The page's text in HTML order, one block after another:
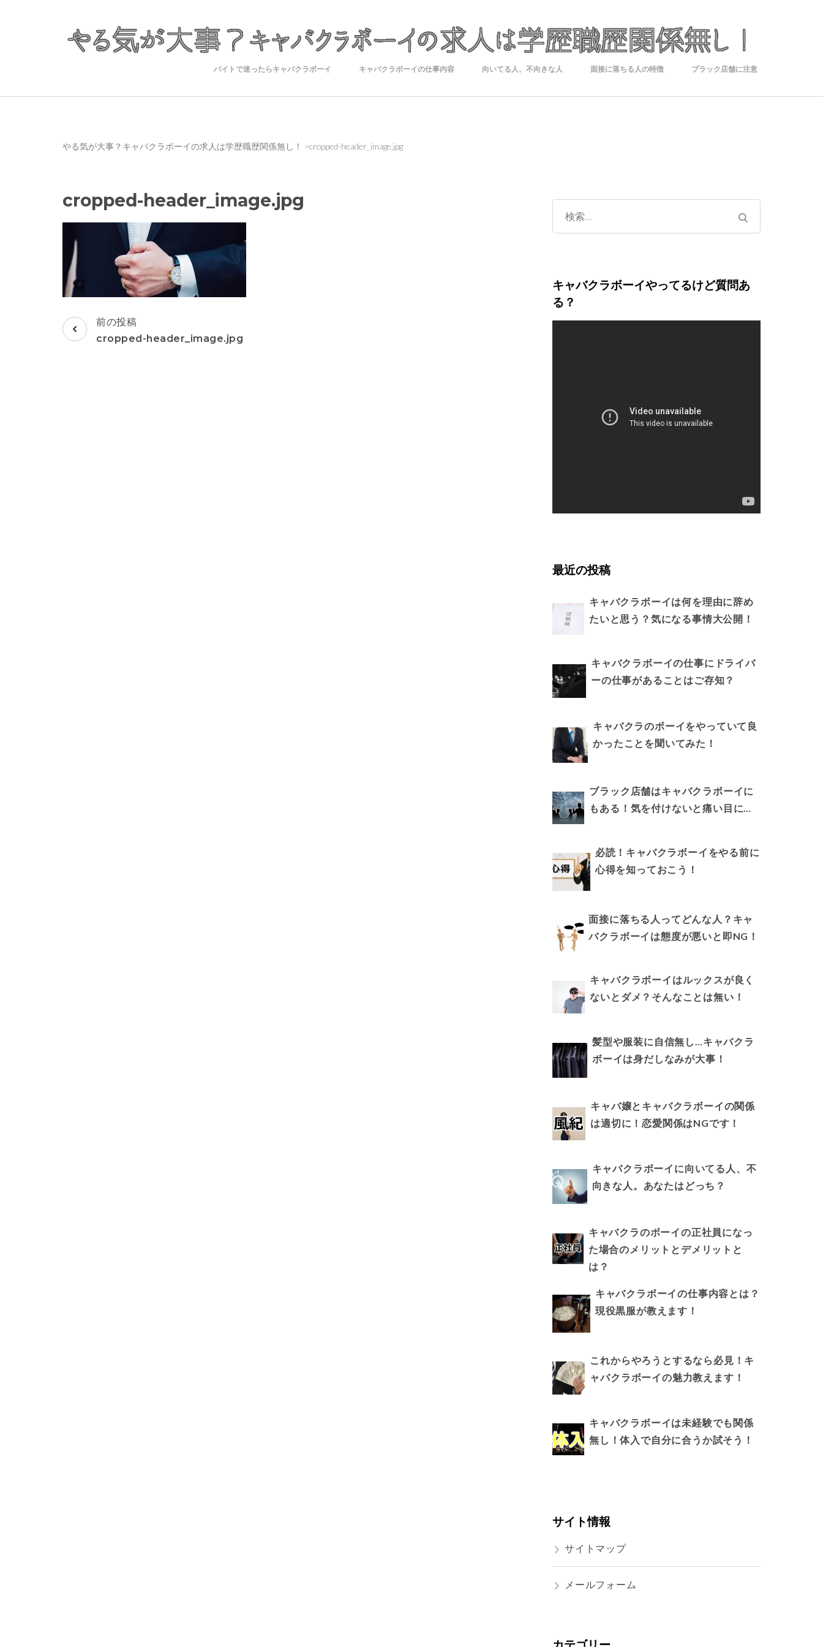
バイトで迷ったらキャバクラボーイ キャバクラボーイの仕事内容 向いてる人、不向きな人 面接に落ちる人の特徴 ブラック店舗に注意
やる気が大事？キャバクラボーイの求人は学歴職歴関係無し！ >cropped-header_image.jpg
cropped-header_image.jpg
投
稿
前の投稿
cropped-header_image.jpg
検
索:
キャバクラボーイやってるけど質問あ
る？
最近の投稿
キャバクラボーイは何を理由に辞め
たいと思う？気になる事情大公開！
キャバクラボーイの仕事にドライバ
ーの仕事があることはご存知？
キャバクラのボーイをやっていて良
かったことを聞いてみた！
ブラック店舗はキャバクラボーイに
もある！気を付けないと痛い目に…
必読！キャバクラボーイをやる前に
心得を知っておこう！
面接に落ちる人ってどんな人？キャ
バクラボーイは態度が悪いと即NG！
キャバクラボーイはルックスが良く
ないとダメ？そんなことは無い！
髪型や服装に自信無し…キャバクラ
ボーイは身だしなみが大事！
キャバ嬢とキャバクラボーイの関係
は適切に！恋愛関係はNGです！
キャバクラボーイに向いてる人、不
向きな人。あなたはどっち？
キャバクラのボーイの正社員になっ
た場合のメリットとデメリットと
は？
キャバクラボーイの仕事内容とは？
現役黒服が教えます！
これからやろうとするなら必見！キ
ャバクラボーイの魅力教えます！
キャバクラボーイは未経験でも関係
無し！体入で自分に合うか試そう！
サイト情報
サイトマップ
メールフォーム